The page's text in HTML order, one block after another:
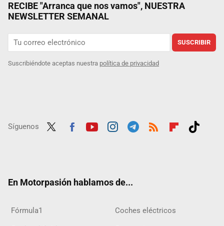
RECIBE "Arranca que nos vamos", NUESTRA
NEWSLETTER SEMANAL
SUSCRIBIR
Suscribiéndote aceptas nuestra política de privacidad
Síguenos
En Motorpasión hablamos de...
Fórmula1 Coches eléctricos